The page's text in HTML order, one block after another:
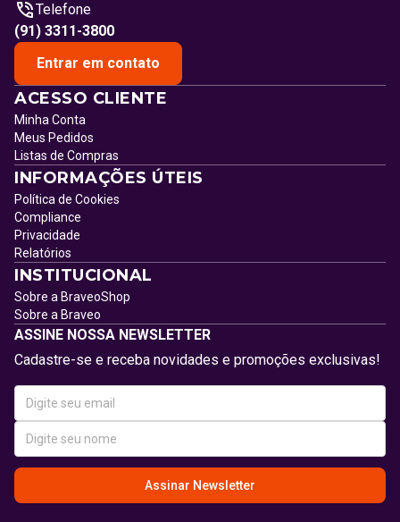
Telefone
(91) 3311-3800
Entrar em contato
ACESSO CLIENTE
Minha Conta
Meus Pedidos
Listas de Compras
INFORMAÇÕES ÚTEIS
Política de Cookies
Compliance
Privacidade
Relatórios
INSTITUCIONAL
Sobre a BraveoShop
Sobre a Braveo
ASSINE NOSSA NEWSLETTER
Cadastre-se e receba novidades e promoções exclusivas!
Assinar Newsletter